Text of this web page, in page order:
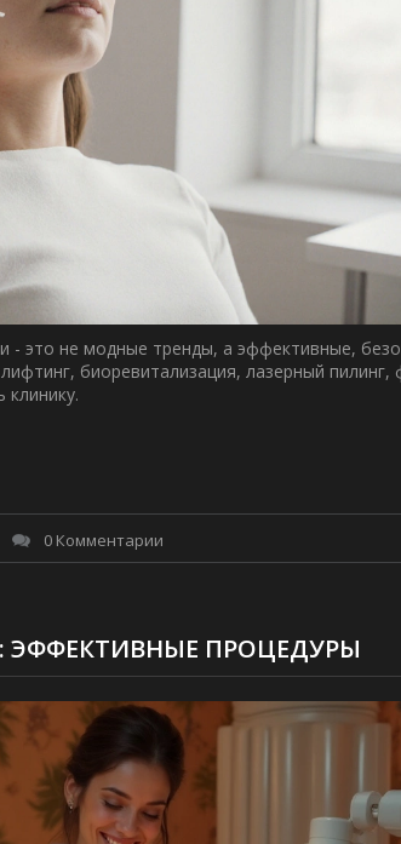
- это не модные тренды, а эффективные,
биоревитализация, лазерный пилинг,
0 Комментарии
ЭФФЕКТИВНЫЕ ПРОЦЕДУРЫ